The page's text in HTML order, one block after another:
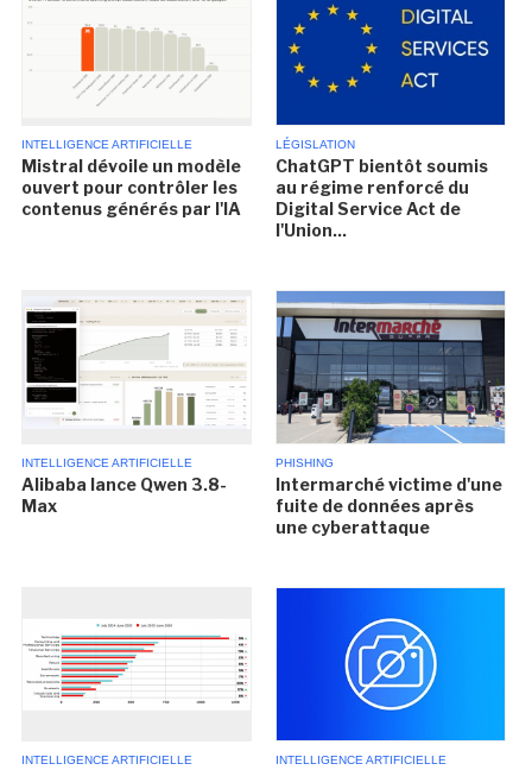
INTELLIGENCE ARTIFICIELLE
Mistral dévoile un modèle
ouvert pour contrôler les
contenus générés par l'IA
LÉGISLATION
ChatGPT bientôt soumis
au régime renforcé du
Digital Service Act de
l'Union...
INTELLIGENCE ARTIFICIELLE
Alibaba lance Qwen 3.8-
Max
PHISHING
Intermarché victime d'une
fuite de données après
une cyberattaque
INTELLIGENCE ARTIFICIELLE INTELLIGENCE ARTIFICIELLE